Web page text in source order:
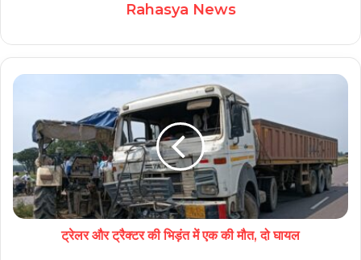
Rahasya News
ट्रेलर और ट्रैक्टर की भिड़ंत में एक की मौत, दो घायल